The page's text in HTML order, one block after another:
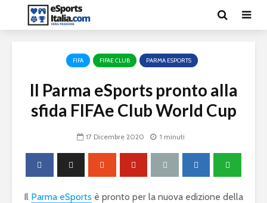
FIFA FIFAE CLUB PARMA ESPORTS
Il Parma eSports pronto alla
sfida FIFAe Club World Cup
17 Dicembre 2020 1 minuti
Il Parma eSports è pronto per la nuova edizione della